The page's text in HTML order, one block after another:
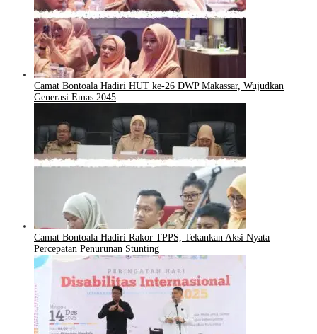
Camat Bontoala Hadiri HUT ke-26 DWP Makassar, Wujudkan
Generasi Emas 2045
Camat Bontoala Hadiri Rakor TPPS, Tekankan Aksi Nyata
Percepatan Penurunan Stunting